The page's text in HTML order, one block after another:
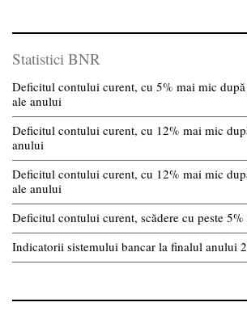
Statistici BNR
Deficitul contului curent, cu 5% mai mic
ale anului
Deficitul contului curent, cu 12% mai mic
anului
Deficitul contului curent, cu 12% mai mic
ale anului
Deficitul contului curent, scădere cu peste
Indicatorii sistemului bancar la finalul anului